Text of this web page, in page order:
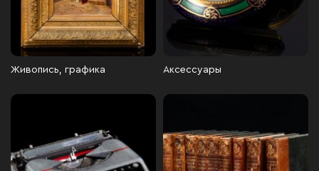
Живопись, графика Аксессуары